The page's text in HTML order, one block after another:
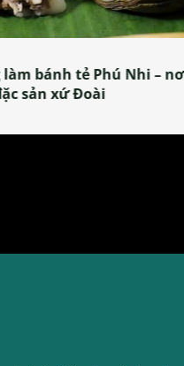
bánh tẻ Phú Nhi – nơi lan
xứ Đoài